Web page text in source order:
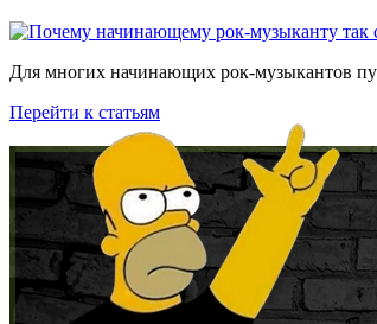
Для многих начинающих рок-музыкантов
Перейти к статьям